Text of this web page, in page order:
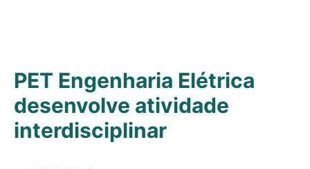
PET Engenharia Elétrica
desenvolve atividade
interdisciplinar